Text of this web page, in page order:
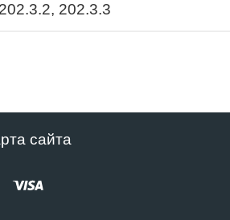
202.3.3
сайта